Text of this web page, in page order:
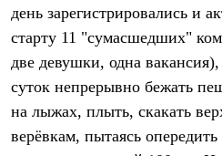
Брюки
Лёгкая одежда
Рубашки
Футболки
Брюки
Термобелье
Теплое термобелье
Среднее термобелье
день зарегистрировались и
старту 11 "сумасшедших"
две девушки, одна
суток непрерывно бежать
на лыжах, плыть, скакать
верёвкам, пытаясь